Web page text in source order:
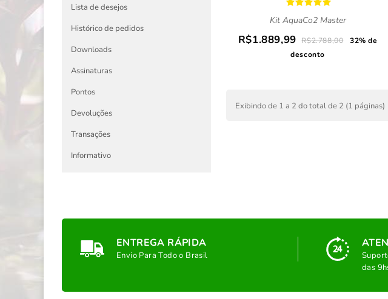
Lista de desejos
Histórico de pedidos
Downloads
Assinaturas
Pontos
Devoluções
Transações
Informativo
Kit AquaCo2 Master
R$1.889,99 R$2.788,00
32% de
desconto
Exibindo de 1 a 2 do total de 2 (1 páginas)
ENTREGA RÁPIDA
Envio Para Todo o Brasil
das